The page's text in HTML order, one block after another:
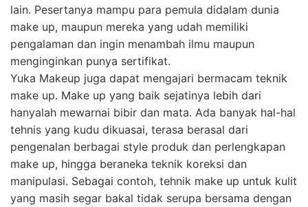
lain. Pesertanya mampu para pemula didalam dunia
make up, maupun mereka yang udah memiliki
pengalaman dan ingin menambah ilmu maupun
menginginkan punya sertifikat.
Yuka Makeup juga dapat mengajari bermacam teknik
make up. Make up yang baik sejatinya lebih dari
hanyalah mewarnai bibir dan mata. Ada banyak hal-hal
tehnis yang kudu dikuasai, terasa berasal dari
pengenalan berbagai style produk dan perlengkapan
make up, hingga beraneka teknik koreksi dan
manipulasi. Sebagai contoh, tehnik make up untuk kulit
yang masih segar bakal tidak serupa bersama dengan